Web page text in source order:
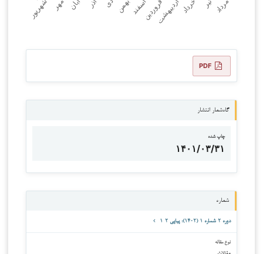
PDF
گاه‌شمار انتشار
چاپ شده
۱۴۰۱/۰۳/۳۱
شماره
دوره ۲ شماره ۱ (۱۴۰۲): پیاپی ۲-۱
نوع مقاله